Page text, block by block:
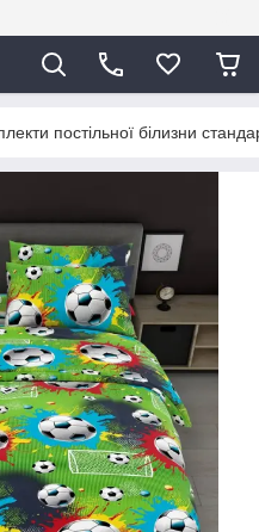
постільної білизни